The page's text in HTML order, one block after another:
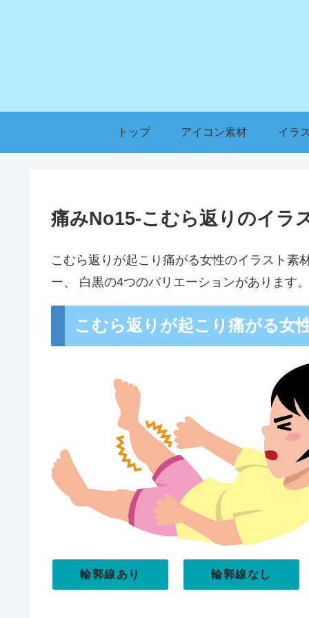
トップ アイコン素材 イラ
痛みNo15-こむら返りのイラ
こむら返りが起こり痛がる女性のイラスト素
ー、 白黒の4つのバリエーションがあります。
こむら返りが起こり痛がる女
輪郭線あり 輪郭線なし